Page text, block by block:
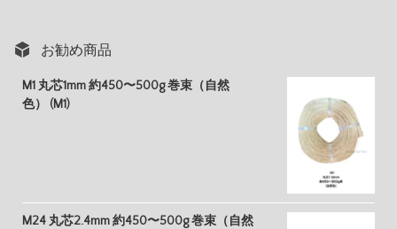
お勧め商品
M1 丸芯1mm 約450〜500g 巻束（自然
色） (M1)
M24 丸芯2.4mm 約450〜500g 巻束（自然